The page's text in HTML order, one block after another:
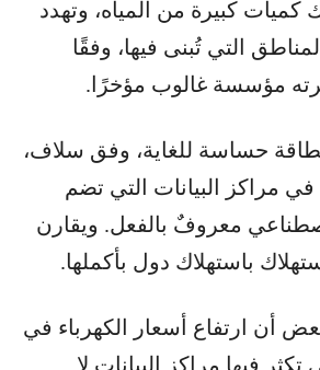
كميات كبيرة من المياه، وتهدد
التي تُبنى فيها، وفقًا
مؤسسة غالوب مؤخرًا.
حساسة للغاية، وفق سلاف،
مراكز البيانات التي تضم
معروفٌ بالفعل. ويقارن
باستهلاك دول بأكملها.
أن ارتفاع أسعار الكهرباء في
فيها مراكز البيانات لا